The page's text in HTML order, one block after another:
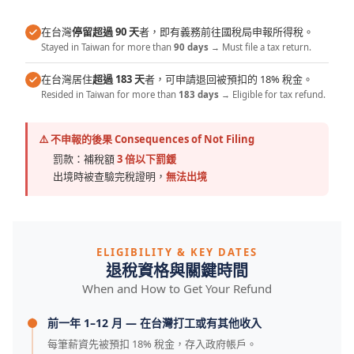
在台灣停留超過 90 天者，即有義務前往國稅局申報所得稅。
Stayed in Taiwan for more than 90 days → Must file a tax return.
在台灣居住超過 183 天者，可申請退回被預扣的 18% 稅金。
Resided in Taiwan for more than 183 days → Eligible for tax refund.
⚠️ 不申報的後果 Consequences of Not Filing
罰款：補稅額3 倍以下罰鍰
出境時被查驗完稅證明， 無法出境
ELIGIBILITY & KEY DATES
退稅資格與關鍵時間
When and How to Get Your Refund
前一年 1–12 月 — 在台灣打工或有其他收入
每筆薪資先被預扣 18% 稅金，存入政府帳戶。